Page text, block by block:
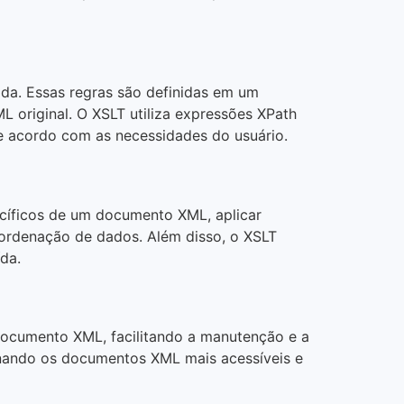
Essas regras são definidas em um
original. O XSLT utiliza expressões XPath
com as necessidades do usuário.
de um documento XML, aplicar
de dados. Além disso, o XSLT
XML, facilitando a manutenção e a
os documentos XML mais acessíveis e